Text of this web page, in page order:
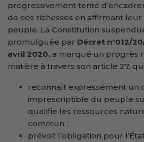
progressivement tenté
de ces richesses en affirmant
peuple. La Constitution
promulguée par Décret n°012/
avril 2020, a marqué un progrès
matière à travers son article 27,
reconnaît expressément un
imprescriptible du peuple
qualifie les ressources
commun ;
prévoit l’obligation pour